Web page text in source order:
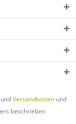
Versandkostenund
beschrieben